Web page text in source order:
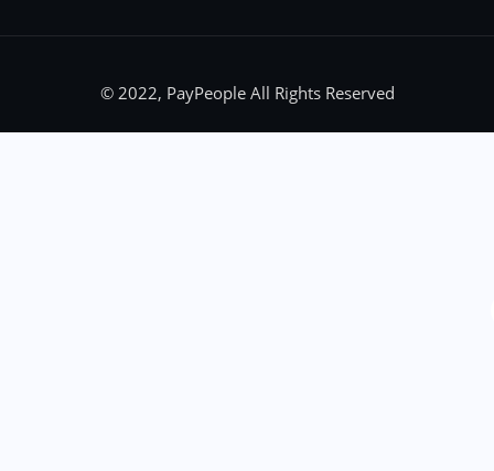
© 2022, PayPeople All Rights Reserved